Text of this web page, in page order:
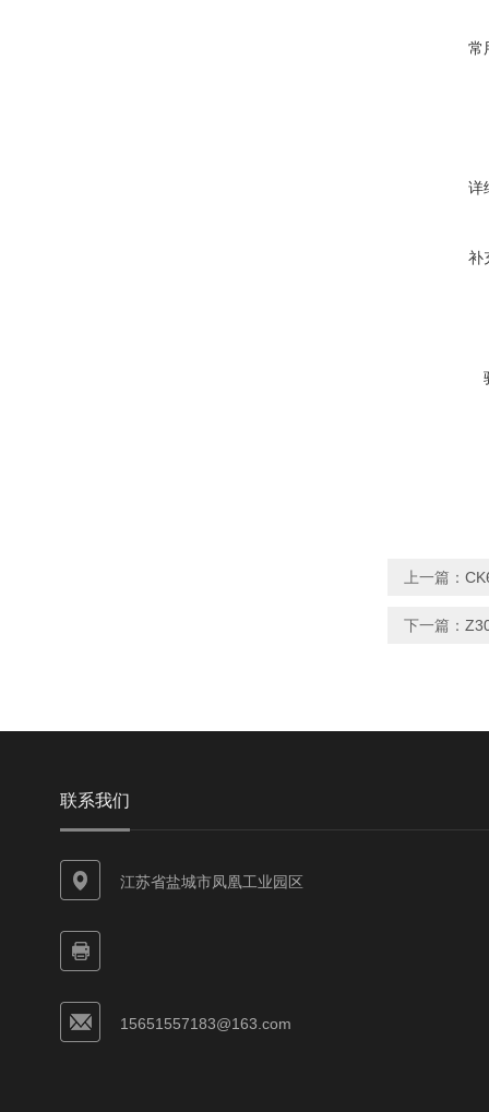
常
详
补
上一篇：
下一篇：
联系我们
江苏省盐城市凤凰工业园区
15651557183@163.com